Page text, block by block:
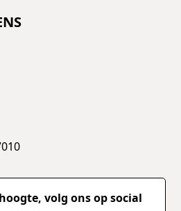
volg ons op social